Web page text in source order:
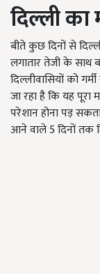
दिल्ली
बीते कुछ दिनों से
लगातार तेजी के साथ
दिल्लीवासियों को
जा रहा है कि यह पूरा
परेशान होना पड़
आने वाले 5दिनों तक